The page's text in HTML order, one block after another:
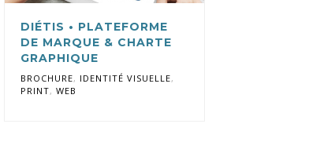
DIÉTIS • PLATEFORME
DE MARQUE & CHARTE
GRAPHIQUE
BROCHURE, IDENTITÉ VISUELLE,
PRINT, WEB